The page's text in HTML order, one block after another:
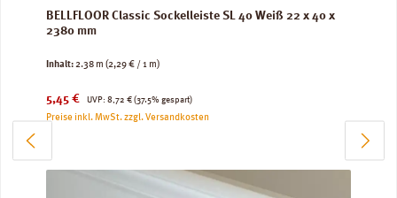
BELLFLOOR Classic Sockelleiste SL 40 Weiß 22 x 40 x
2380 mm
Inhalt:2.38 m (2,29 € / 1 m)
Verkaufspreis:
5,45 € UVP:
Regulärer Preis:
8,72 € (37.5% gespart)
Preise inkl. MwSt. zzgl. Versandkosten